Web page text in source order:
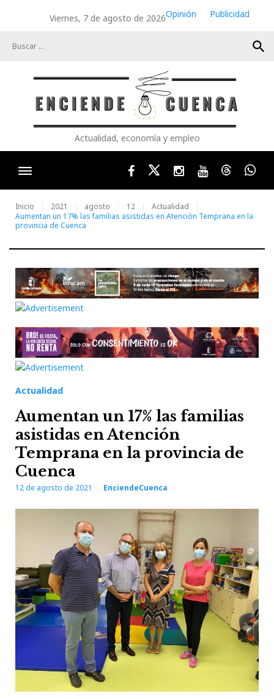
Viernes, 7 de agosto de 2026Opinión
Publicidad
search
Actualidad, economía y empleo
FacebookTwitterInstagram
YoutubeThreads
Inicio 2021 agosto 12
Actualidad
Aumentan un 17% las familias asistidas en Atención Temprana en la
provincia de Cuenca
Actualidad
Aumentan un 17% las familias
asistidas en Atención
Temprana en la provincia de
Cuenca
12 de agosto de 2021 EnciendeCuenca